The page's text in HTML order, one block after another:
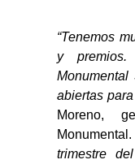
“Tenemos
y
abiertas
Moreno,
trimestre